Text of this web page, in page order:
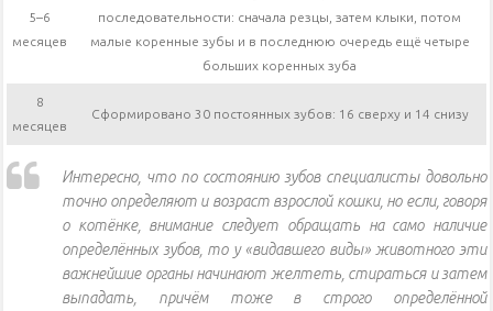
5–6
месяцев
последовательности: сначала резцы, затем клыки, потом
малые коренные зубы и в последнюю очередь ещё четыре
больших коренных зуба
8
месяцев
Сформировано 30 постоянных зубов: 16 сверху и 14 снизу
Интересно, что по состоянию зубов специалисты довольно
точно определяют и возраст взрослой кошки, но если, говоря
о котёнке, внимание следует обращать на само наличие
определённых зубов, то у «видавшего виды» животного эти
важнейшие органы начинают желтеть, стираться и затем
выпадать, причём тоже в строго определённой